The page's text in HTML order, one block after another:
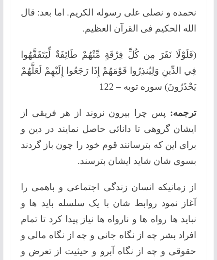
نحمده و نصلی علی رسوله الکریم. اما بعد: قال
الله الحکیم فی القرآن العظیم.
(فَلَوْلَا نَفَرَ مِن كُلِّ فِرْقَةٍ مِّنْهُمْ طَائِفَةٌ لِّيَتَفَقَّهُوا
فِي الدِّينِ وَلِيُنذِرُوا قَوْمَهُمْ إِذَا رَجَعُوا إِلَيْهِمْ لَعَلَّهُمْ
يَحْذَرُونَ) سوره توبه – 122
ترجمه: پس چرا بیرون نروند از هر فریقی از
ایشان گروهی تا دانائی حاصل نمایند در دین و
برای این که بترسانند قوم خود را چون باز گردند
بسوی شان شاید ایشان بترسند.
از زمانیکه انسان زندگی اجتماعی و باهمی را
آغاز نمود روابط شان با یک سلسله باید ها و
نباید ها رواه ها و نارواه ها نیاز پیدا کرد تا تمام
افراد بشر چه از نگاه جانی و چه از نگاه مالی و
حقوقی و چه از نگاه آبرو و حیثیت از تعرض و